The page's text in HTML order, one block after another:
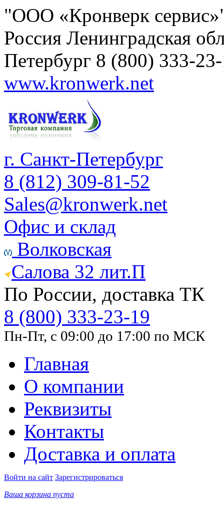
"ООО «Кронверк
Россия Ленинградская
Петербург 8 (800) 333-
www.kronwerk.net
г. Санкт-Петербург
8 (812) 309-81-52
Sales@kronwerk.net
Офис и склад
Волковская
Салова 32 лит.П
По России, доставка ТК
8 (800) 333-23-19
Пн-Пт, с 09:00 до 17:00 по МСК
Главная
О компании
Реквизиты
Контакты
Доставка и оплата
Войти на сайт Зарегистрироваться
Ваша корзина пуста